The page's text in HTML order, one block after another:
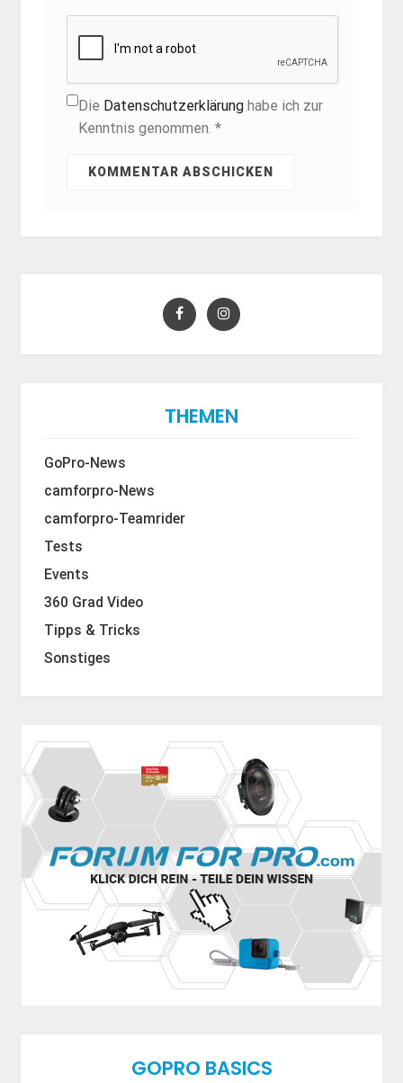
Die Datenschutzerklärunghabe ich zur
Kenntnis genommen. *
THEMEN
GoPro-News
camforpro-News
camforpro-Teamrider
Tests
Events
360 Grad Video
Tipps & Tricks
Sonstiges
GOPRO BASICS